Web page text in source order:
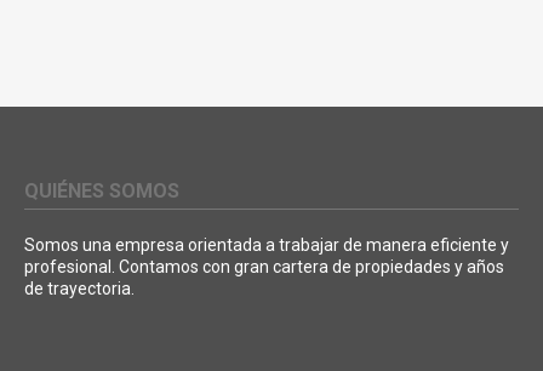
QUIÉNES SOMOS
Somos una empresa orientada a trabajar de manera eficiente y
profesional. Contamos con gran cartera de propiedades y años
de trayectoria.